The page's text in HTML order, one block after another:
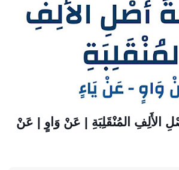
الأَلِفِ المُنْقَلِبَةِ | عَنْ وَاوٍ | عَنْ